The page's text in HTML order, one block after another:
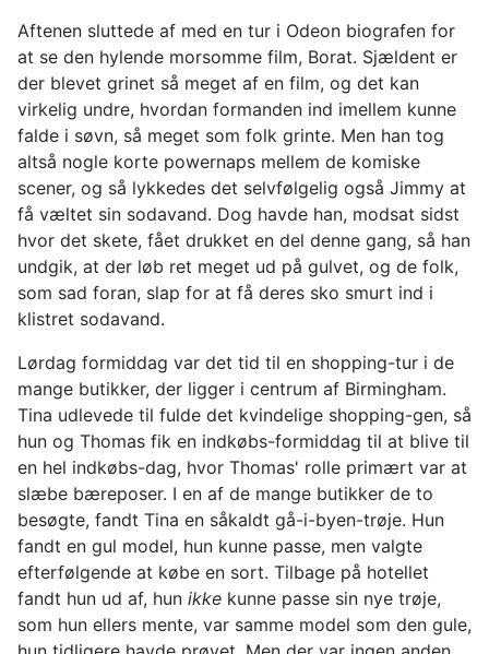
Aftenen sluttede af med en tur i Odeon biografen for
at se den hylende morsomme film, Borat. Sjældent er
der blevet grinet så meget af en film, og det kan
virkelig undre, hvordan formanden ind imellem kunne
falde i søvn, så meget som folk grinte. Men han tog
altså nogle korte powernaps mellem de komiske
scener, og så lykkedes det selvfølgelig også Jimmy at
få væltet sin sodavand. Dog havde han, modsat sidst
hvor det skete, fået drukket en del denne gang, så han
undgik, at der løb ret meget ud på gulvet, og de folk,
som sad foran, slap for at få deres sko smurt ind i
klistret sodavand.
Lørdag formiddag var det tid til en shopping-tur i de
mange butikker, der ligger i centrum af Birmingham.
Tina udlevede til fulde det kvindelige shopping-gen, så
hun og Thomas fik en indkøbs-formiddag til at blive til
en hel indkøbs-dag, hvor Thomas' rolle primært var at
slæbe bæreposer. I en af de mange butikker de to
besøgte, fandt Tina en såkaldt gå-i-byen-trøje. Hun
fandt en gul model, hun kunne passe, men valgte
efterfølgende at købe en sort. Tilbage på hotellet
fandt hun ud af, hun ikke kunne passe sin nye trøje,
som hun ellers mente, var samme model som den gule,